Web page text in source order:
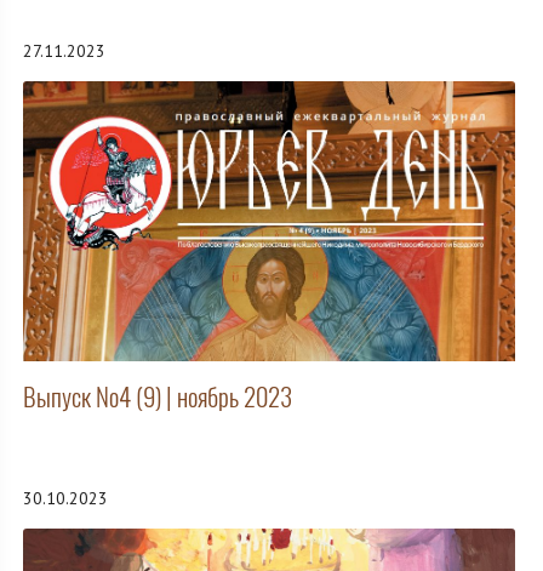
27.11.2023
Выпуск №4 (9) | ноябрь 2023
30.10.2023